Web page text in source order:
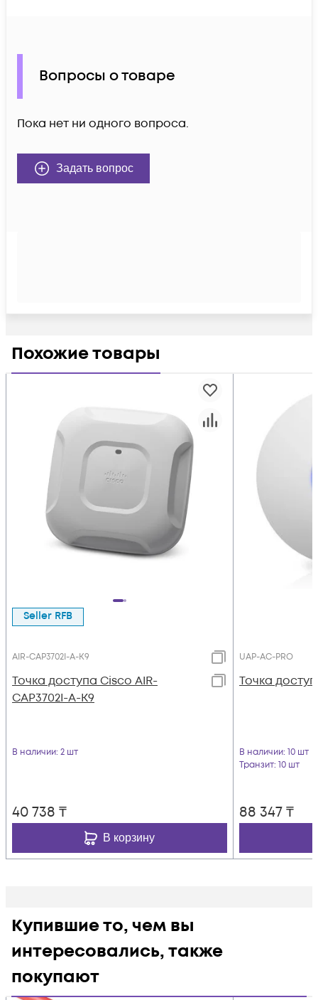
Вопросы о товаре
Пока нет ни одного вопроса.
Задать вопрос
Похожие товары
Seller RFB
AIR-CAP3702I-A-K9
Точка доступа Cisco AIR-
CAP3702I-A-K9
В наличии: 2 шт
40 738 ₸
В корзину
UAP-AC-PRO
Toчка
В наличии: 10 шт
Транзит: 10 шт
88 347₸
Купившие то, чем вы
интересовались, также
покупают